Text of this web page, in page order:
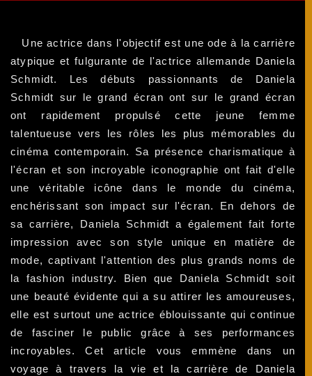
Une actrice dans l'objectif est une ode à la carrière
atypique et fulgurante de l'actrice allemande Daniela
Schmidt. Les débuts passionnants de Daniela
Schmidt sur le grand écran ont sur le grand écran
ont rapidement propulsé cette jeune femme
talentueuse vers les rôles les plus mémorables du
cinéma contemporain. Sa présence charismatique à
l'écran et son incroyable iconographie ont fait d'elle
une véritable icône dans le monde du cinéma,
enchérissant son impact sur l'écran. En dehors de
sa carrière, Daniela Schmidt a également fait forte
impression avec son style unique en matière de
mode, captivant l'attention des plus grands noms de
la fashion industry. Bien que Daniela Schmidt soit
une beauté évidente qui a su attirer les amoureuses,
elle est surtout une actrice éblouissante qui continue
de fasciner le public grâce à ses performances
incroyables. Cet article vous emmène dans un
voyage à travers la vie et la carrière de Daniela